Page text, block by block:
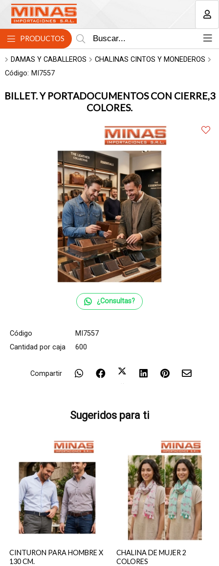
PRODUCTOS
DAMAS Y CABALLEROS
CHALINAS CINTOS Y MONEDEROS
Código: MI7557
BILLET. Y PORTADOCUMENTOS CON CIERRE,3
COLORES.
¿Consultas?
Código
MI7557
Cantidad por caja
600
Compartir
Sugeridos para ti
CINTURON PARA HOMBRE X
130 CM.
CHALINA DE MUJER 2
COLORES